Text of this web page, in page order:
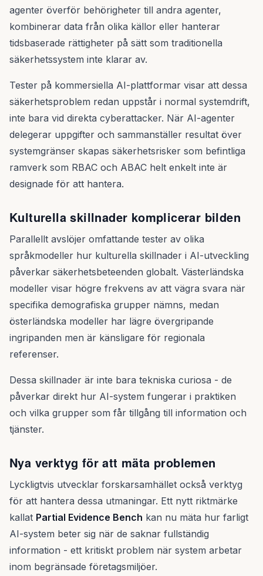
agenter överför behörigheter till andra agenter,
kombinerar data från olika källor eller hanterar
tidsbaserade rättigheter på sätt som traditionella
säkerhetssystem inte klarar av.
Tester på kommersiella AI-plattformar visar att dessa
säkerhetsproblem redan uppstår i normal systemdrift,
inte bara vid direkta cyberattacker. När AI-agenter
delegerar uppgifter och sammanställer resultat över
systemgränser skapas säkerhetsrisker som befintliga
ramverk som RBAC och ABAC helt enkelt inte är
designade för att hantera.
Kulturella skillnader komplicerar bilden
Parallellt avslöjer omfattande tester av olika
språkmodeller hur kulturella skillnader i AI-utveckling
påverkar säkerhetsbeteenden globalt. Västerländska
modeller visar högre frekvens av att vägra svara när
specifika demografiska grupper nämns, medan
österländska modeller har lägre övergripande
ingripanden men är känsligare för regionala
referenser.
Dessa skillnader är inte bara tekniska curiosa - de
påverkar direkt hur AI-system fungerar i praktiken
och vilka grupper som får tillgång till information och
tjänster.
Nya verktyg för att mäta problemen
Lyckligtvis utvecklar forskarsamhället också verktyg
för att hantera dessa utmaningar. Ett nytt riktmärke
kallat Partial Evidence Bench kan nu mäta hur farligt
AI-system beter sig när de saknar fullständig
information - ett kritiskt problem när system arbetar
inom begränsade företagsmiljöer.